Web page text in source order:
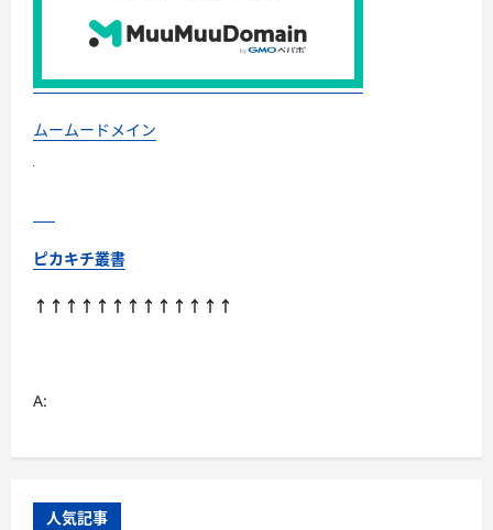
ムームードメイン
ピカキチ叢書
↑↑↑↑↑↑↑↑↑↑↑↑↑
A:
人気記事